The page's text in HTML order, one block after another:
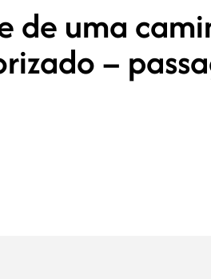
de uma
–